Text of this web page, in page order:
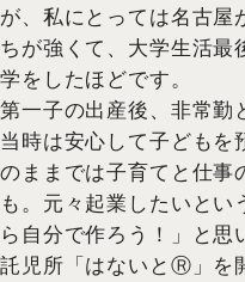
が、私にとっては名古屋
ちが強くて、大学生活最
学をしたほどです。
第一子の出産後、非常勤
当時は安心して子どもを
のままでは子育てと仕事
も。元々起業したいとい
ら自分で作ろう！」と思
託児所「はないとⓇ」を